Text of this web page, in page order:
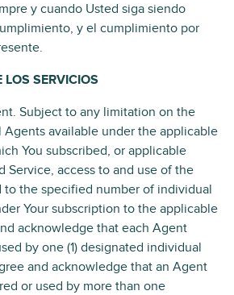
y cuando Usted siga siendo
y el cumplimiento por
SERVICIOS
Subject to any limitation on the
available under the applicable
You subscribed, or applicable
Service, access to and use of the
to the specified number of individual
Your subscription to the applicable
acknowledge that each Agent
by one (1) designated individual
and acknowledge that an Agent
or used by more than one